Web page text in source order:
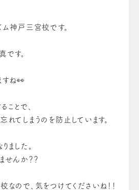
神戸三宮校です。
です。
すね👀
とで、
てしまうのを防止しています。
ました。
せんか？？
ので、気をつけてくださいね！！